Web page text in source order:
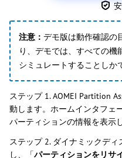
注意： デモ版は動作確認の
り、デモでは、すべての機
シミュレートすることしか
ステップ 1. AOMEI Partition
動します。ホームインタフェ
パーティションの情報を表示
ステップ 2. ダイナミックデ
し、「パーティションをリサ